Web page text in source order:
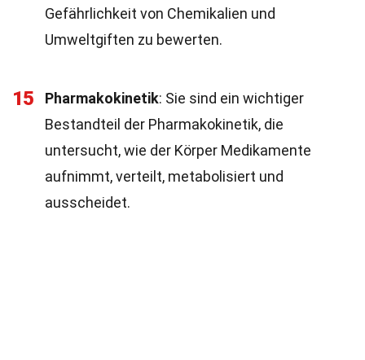
Gefährlichkeit von Chemikalien und
Umweltgiften zu bewerten.
15 Pharmakokinetik: Sie sind ein wichtiger
Bestandteil der Pharmakokinetik, die
untersucht, wie der Körper Medikamente
aufnimmt, verteilt, metabolisiert und
ausscheidet.